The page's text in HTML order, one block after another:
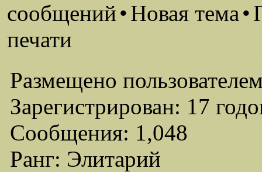
сообщений•Новая тема•
печати
Размещено
Зарегистрирован: 17
Сообщения: 1,048
Ранг: Элитарий